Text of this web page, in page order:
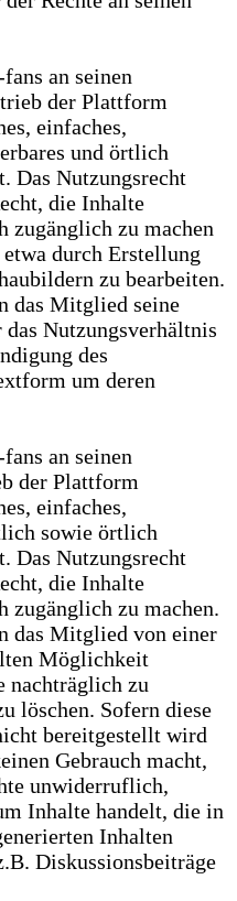
an seinen
der Plattform
einfaches,
und örtlich
Das Nutzungsrecht
die Inhalte
zu machen
durch Erstellung
zu bearbeiten.
das Mitglied seine
Nutzungsverhältnis
des
um deren
an seinen
der Plattform
einfaches,
sowie örtlich
Das Nutzungsrecht
die Inhalte
zu machen.
das Mitglied von einer
Möglichkeit
nachträglich zu
löschen. Sofern diese
bereitgestellt wird
Gebrauch macht,
unwiderruflich,
Inhalte handelt, die in
Inhalten
Diskussionsbeiträge